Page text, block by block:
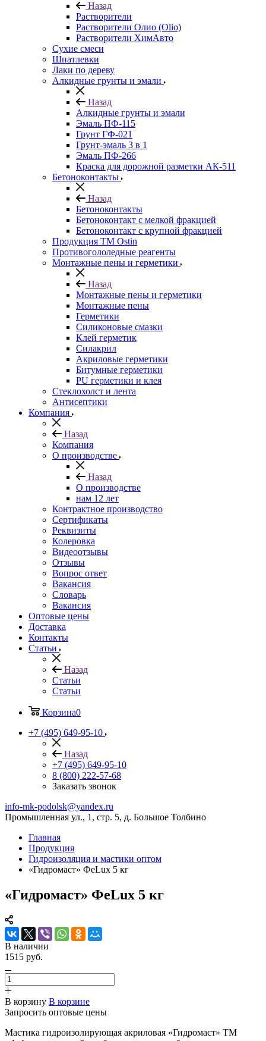
Назад
Растворители
Растворители Олио (Olio)
Растворители ХимАвто
Сухие смеси
Шпатлевки
Лаки по дереву
Алкидные грунты и эмали
Назад
Алкидные грунты и эмали
Эмаль ПФ-115
Грунт ГФ-021
Грунт-эмаль 3 в 1
Эмаль ПФ-266
Краска для дорожной разметки АК-511
Бетоноконтакты
Назад
Бетоноконтакты
Бетоноконтакт с мелкой фракцией
Бетоноконтакт с крупной фракцией
Продукция ТМ Ostin
Противогололедные реагенты
Монтажные пены и герметики
Назад
Монтажные пены и герметики
Монтажные пены
Герметики
Силиконовые смазки
Клей герметик
Силакрил
Акриловые герметики
Битумные герметики
PU герметики и клея
Стеклохолст и лента
Антисептики
Компания
Назад
Компания
О производстве
Назад
О производстве
нам 12 лет
Контрактное производство
Сертификаты
Реквизиты
Колеровка
Видеоотзывы
Отзывы
Вопрос ответ
Вакансия
Словарь
Вакансия
Оптовые цены
Доставка
Контакты
Статьи
Назад
Статьи
Статьи
Корзина0
+7 (495) 649-95-10
Назад
+7 (495) 649-95-10
8 (800) 222-57-68
Заказать звонок
info-mk-podolsk@yandex.ru
Промышленная ул., 1, стр. 5, д. Большое Толбино
Главная
Продукция
Гидроизоляция и мастики оптом
«Гидромаст» ФеLux 5 кг
«Гидромаст» ФеLux 5 кг
В наличии
1515 руб.
В корзину В корзине
Запросить оптовые цены
Мастика гидроизолирующая акриловая «Гидромаст» ТМ